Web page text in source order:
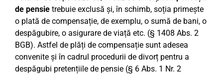
de pensie trebuie exclusă și, în schimb, soția primește
o plată de compensație, de exemplu, o sumă de bani, o
despăgubire, o asigurare de viață etc. (§ 1408 Abs. 2
BGB). Astfel de plăți de compensație sunt adesea
convenite și în cadrul procedurii de divorț pentru a
despăgubi pretențiile de pensie (§ 6 Abs. 1 Nr. 2